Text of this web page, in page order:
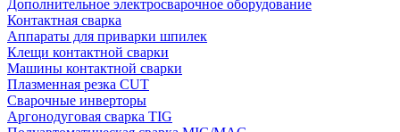
Дополнительное электросварочное оборудование
Контактная сварка
Аппараты для приварки шпилек
Клещи контактной сварки
Машины контактной сварки
Плазменная резка CUT
Сварочные инверторы
Аргонодуговая сварка TIG